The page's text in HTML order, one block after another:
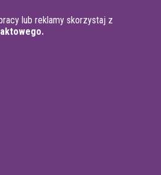
lub reklamy skorzystaj z